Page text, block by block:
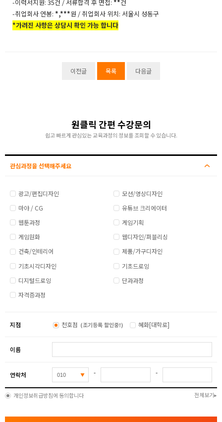
-이력서지원: 35건 / 서류합격 후 면접: **건
-취업회사 연봉: *,***원 / 취업회사 위치: 서울시 성동구
*가려진 사항은 상담시 확인 가능 합니다
이전글 목록 다음글
원클릭 간편 수강문의
쉽고 빠르게 관심있는 교육과정의 정보를 조회할 수 있습니다.
관심과정을 선택해주세요
광고/편집디자인
모션/영상디자인
마야 / CG
유튜브 크리에이터
웹툰과정
게임기획
게임원화
웹디자인/퍼블리싱
건축/인테리어
제품/가구디자인
기초시각디자인
기초드로잉
디지털드로잉
단과과정
자격증과정
지점 천호점 (조기등록 할인중!) 혜화[대학로]
이름
연락처 - -
개인정보취급방침에 동의합니다 전체보기